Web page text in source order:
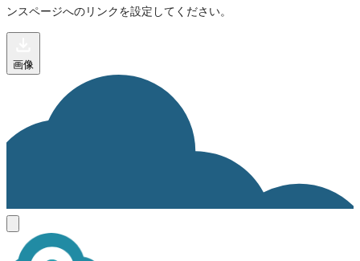
ンスページへのリンクを設定してください。
画像